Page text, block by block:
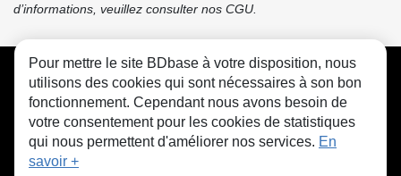
d’informations, veuillez consulter nos CGU.
CGU FAQ Contact Cookies
Pour mettre le site BDbase à votre disposition, nous
utilisons des cookies qui sont nécessaires à son bon
fonctionnement. Cependant nous avons besoin de
votre consentement pour les cookies de statistiques
qui nous permettent d'améliorer nos services. En
savoir +